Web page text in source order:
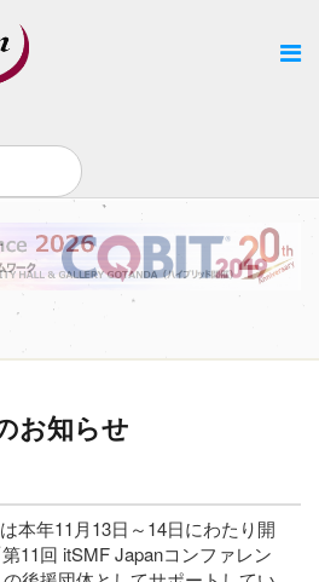
お知らせ
本年11月13日～14日にわたり開
11回 itSMF Japanコンファレン